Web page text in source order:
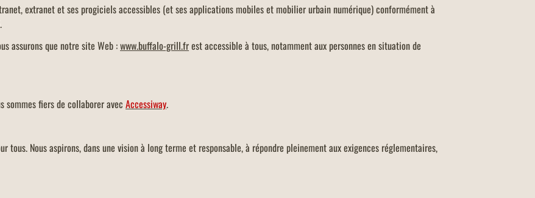
extranet et ses progiciels accessibles (et ses applications mobiles et mobilier urbain numérique) conformément à
assurons que notre site Web :www.buffalo-grill.frest accessible à tous, notamment aux personnes en situation de
sommes fiers de collaborer avec Accessiway.
tous. Nous aspirons, dans une vision à long terme et responsable, à répondre pleinement aux exigences réglementaires,